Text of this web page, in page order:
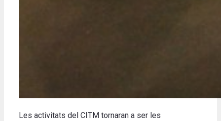
Les activitats del CITM tornaran a ser les